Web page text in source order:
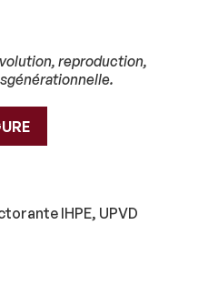
reproduction,
.
IHPE, UPVD